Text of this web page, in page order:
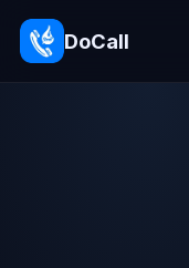
DoCall